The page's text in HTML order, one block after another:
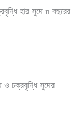
হার সুদে n বছরের
ও চক্রবৃদ্ধি সুদের